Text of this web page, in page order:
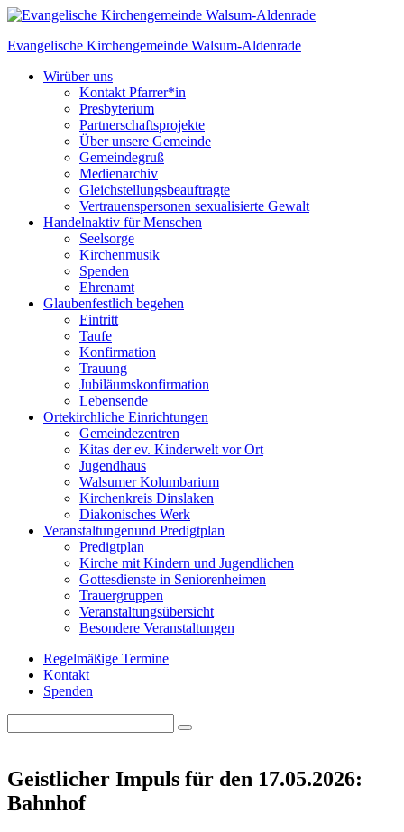
Skip
content
Evangelische Kirchengemeinde Walsum-Aldenrade
Wirüber uns
Kontakt Pfarrer*in
Presbyterium
Partnerschaftsprojekte
Über unsere Gemeinde
Gemeindegruß
Medienarchiv
Gleichstellungs­beauftragte
Vertrauenspersonen sexualisierte Gewalt
Handelnaktiv für Menschen
Seelsorge
Kirchenmusik
Spenden
Ehrenamt
Glaubenfestlich begehen
Eintritt
Taufe
Konfirmation
Trauung
Jubiläumskonfirmation
Lebensende
Ortekirchliche Einrichtungen
Gemeindezentren
Kitas der ev. Kinderwelt vor Ort
Jugendhaus
Walsumer Kolumbarium
Kirchenkreis Dinslaken
Diakonisches Werk
Veranstaltungenund Predigtplan
Predigtplan
Kirche mit Kindern und Jugendlichen
Gottesdienste in Seniorenheimen
Trauergruppen
Veranstaltungsübersicht
Besondere Veranstaltungen
Regelmäßige Termine
Kontakt
Spenden
for:
Search
Geistlicher Impuls für den 17.05.2026:
Bahnhof